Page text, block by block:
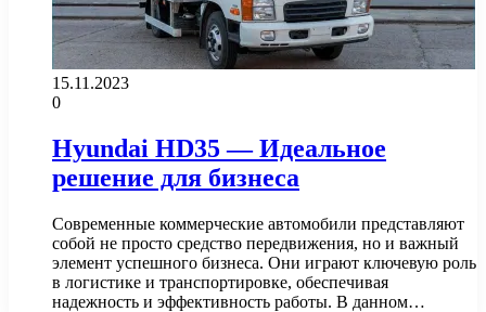
15.11.2023
0
Hyundai HD35 — Идеальное
решение для бизнеса
Современные коммерческие автомобили представляют
собой не просто средство передвижения, но и важный
элемент успешного бизнеса. Они играют ключевую роль
в логистике и транспортировке, обеспечивая
надежность и эффективность работы. В данном…